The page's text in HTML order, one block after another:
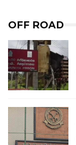
OFF ROAD